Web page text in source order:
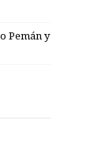
Pemán y